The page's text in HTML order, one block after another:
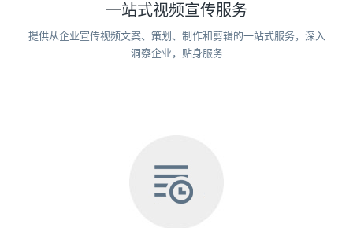
一站式视频宣传服务
提供从企业宣传视频文案、策划、制作和剪辑的一站式服务，深入
洞察企业，贴身服务